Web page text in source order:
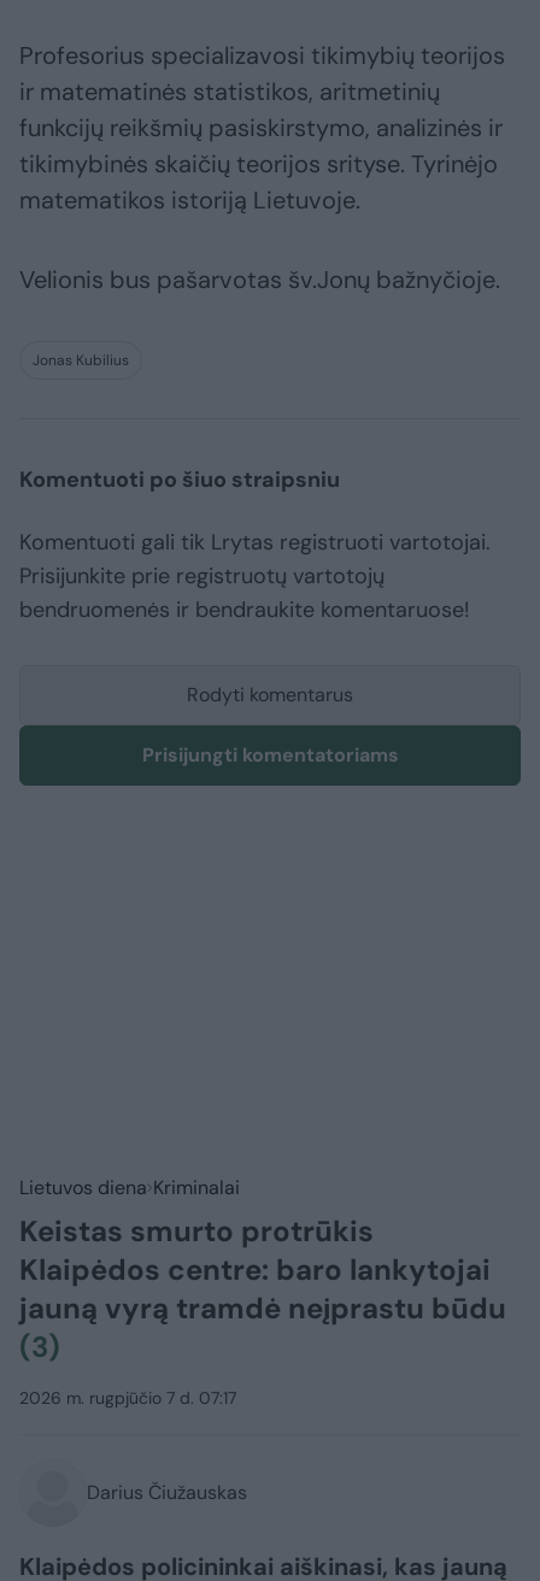
Profesorius specializavosi tikimybių teorijos
ir matematinės statistikos, aritmetinių
funkcijų reikšmių pasiskirstymo, analizinės ir
tikimybinės skaičių teorijos srityse. Tyrinėjo
matematikos istoriją Lietuvoje.
Velionis bus pašarvotas šv.Jonų bažnyčioje.
Jonas Kubilius
Komentuoti po šiuo straipsniu
Komentuoti gali tik Lrytas registruoti vartotojai.
Prisijunkite prie registruotų vartotojų
bendruomenės ir bendraukite komentaruose!
Rodyti komentarus
Prisijungti komentatoriams
Lietuvos diena Kriminalai
Keistas smurto protrūkis
Klaipėdos centre: baro lankytojai
jauną vyrą tramdė neįprastu būdu
(3)
2026 m. rugpjūčio 7 d. 07:17
Darius Čiužauskas
Klaipėdos policininkai aiškinasi, kas jauną